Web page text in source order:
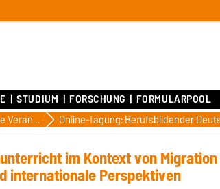
STUDIUM FORSCHUNG FORMULARPOOL
Ehemalige Veranstaltungen und Tagungen
im Kontext von Migration
internationale Perspektiven